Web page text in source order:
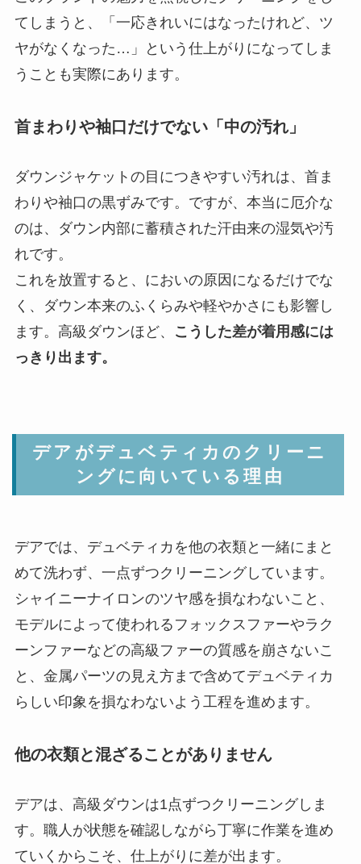
てしまうと、「一応きれいにはなったけれど、ツ
ヤがなくなった…」という仕上がりになってしま
うことも実際にあります。
首まわりや袖口だけでない「中の汚れ」
ダウンジャケットの目につきやすい汚れは、首ま
わりや袖口の黒ずみです。ですが、本当に厄介な
のは、ダウン内部に蓄積された汗由来の湿気や汚
れです。
これを放置すると、においの原因になるだけでな
く、ダウン本来のふくらみや軽やかさにも影響し
ます。高級ダウンほど、
こうした差が着用感には
っきり出ます。
デアがデュベティカのクリーニ
ングに向いている理由
デアでは、デュベティカを他の衣類と一緒にまと
めて洗わず、一点ずつクリーニングしています。
シャイニーナイロンのツヤ感を損なわないこと、
モデルによって使われるフォックスファーやラク
ーンファーなどの高級ファーの質感を崩さないこ
と、金属パーツの見え方まで含めてデュベティカ
らしい印象を損なわないよう工程を進めます。
他の衣類と混ざることがありません
デアは、高級ダウンは1点ずつクリーニングしま
す。職人が状態を確認しながら丁寧に作業を進め
ていくからこそ、仕上がりに差が出ます。